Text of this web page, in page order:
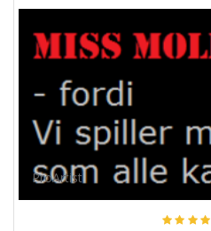
ProArtist